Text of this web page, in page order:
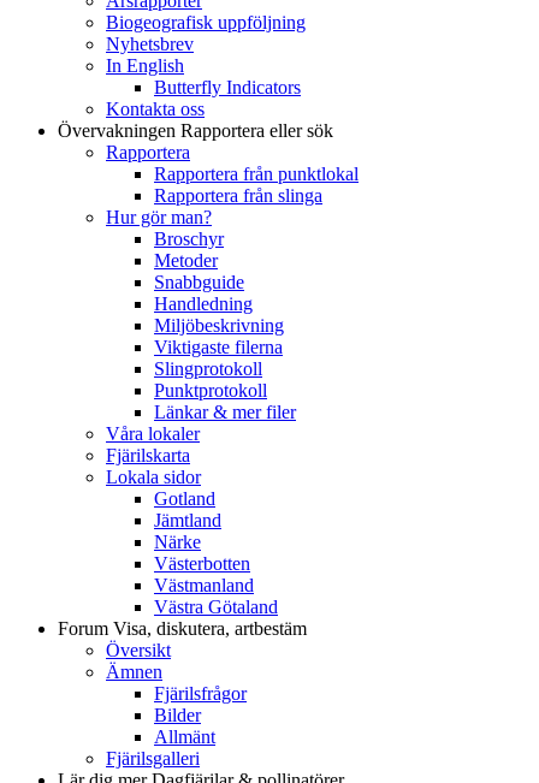
Biogeografisk uppföljning
Nyhetsbrev
In English
Butterfly Indicators
Kontakta oss
Övervakningen Rapportera eller sök
Rapportera
Rapportera från punktlokal
Rapportera från slinga
Hur gör man?
Broschyr
Metoder
Snabbguide
Handledning
Miljöbeskrivning
Viktigaste filerna
Slingprotokoll
Punktprotokoll
Länkar & mer filer
Våra lokaler
Fjärilskarta
Lokala sidor
Gotland
Jämtland
Närke
Västerbotten
Västmanland
Västra Götaland
Forum Visa, diskutera, artbestäm
Översikt
Ämnen
Fjärilsfrågor
Bilder
Allmänt
Fjärilsgalleri